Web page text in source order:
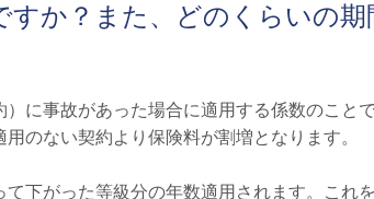
すか？また、どのくらいの期
に事故があった場合に適用する係数のこと
のない契約より保険料が割増となります。
下がった等級分の年数適用されます。これ